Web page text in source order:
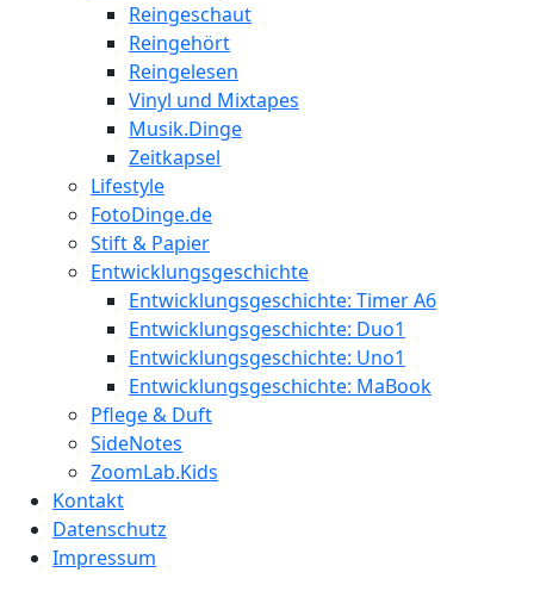
Reingeschaut
Reingehört
Reingelesen
Vinyl und Mixtapes
Musik.Dinge
Zeitkapsel
Lifestyle
FotoDinge.de
Stift & Papier
Entwicklungsgeschichte
Entwicklungsgeschichte: Timer A6
Entwicklungsgeschichte: Duo1
Entwicklungsgeschichte: Uno1
Entwicklungsgeschichte: MaBook
Pflege & Duft
SideNotes
ZoomLab.Kids
Kontakt
Datenschutz
Impressum